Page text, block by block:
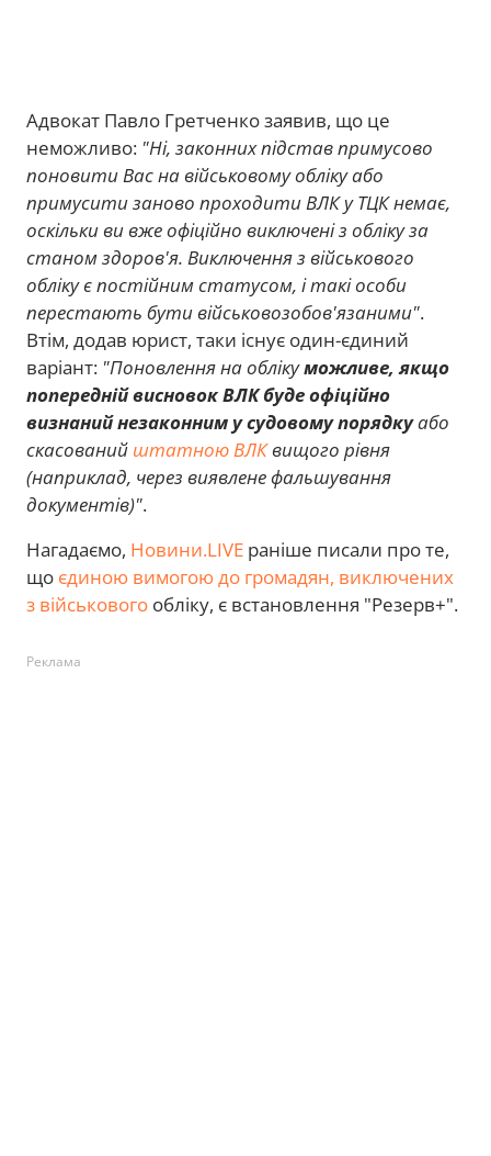
Адвокат Павло Гретченко заявив, що це
неможливо: "Ні, законних підстав примусово
поновити Вас на військовому обліку або
примусити заново проходити ВЛК у ТЦК немає,
оскільки ви вже офіційно виключені з обліку за
станом здоров'я. Виключення з військового
обліку є постійним статусом, і такі особи
перестають бути військовозобов'язаними".
Втім, додав юрист, таки існує один-єдиний
варіант: "Поновлення на облікуможливе, якщо
попередній висновок ВЛК буде офіційно
визнаний незаконним у судовому порядкуабо
скасований штатною ВЛКвищого рівня
(наприклад, через виявлене фальшування
документів)".
Нагадаємо, Новини.LIVE раніше писали про те,
що єдиною вимогою до громадян, виключених
з військового обліку, є встановлення "Резерв+".
Реклама